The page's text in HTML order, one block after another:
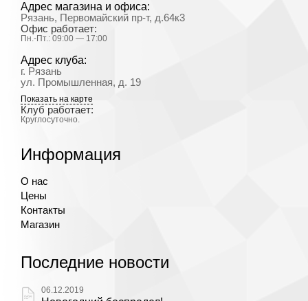
Адрес магазина и офиса:
Рязань, Первомайский пр-т, д.64к3
Офис работает:
Пн.-Пт.: 09:00 — 17:00
Адрес клуба:
г. Рязань
ул. Промышленная, д. 19
Показать на карте
Клуб работает:
Круглосуточно.
Информация
О нас
Цены
Контакты
Магазин
Последние новости
06.12.2019